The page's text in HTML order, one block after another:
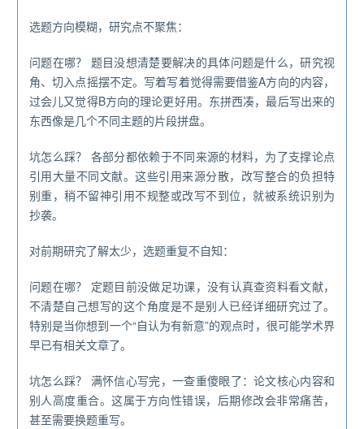
选题方向模糊，研究点不聚焦：
问题在哪？ 题目没想清楚要解决的具体问题是什么，研究视
角、切入点摇摆不定。写着写着觉得需要借鉴A方向的内容，
过会儿又觉得B方向的理论更好用。东拼西凑，最后写出来的
东西像是几个不同主题的片段拼盘。
坑怎么踩？ 各部分都依赖于不同来源的材料，为了支撑论点
引用大量不同文献。这些引用来源分散，改写整合的负担特
别重，稍不留神引用不规整或改写不到位，就被系统识别为
抄袭。
对前期研究了解太少，选题重复不自知：
问题在哪？ 定题目前没做足功课，没有认真查资料看文献，
不清楚自己想写的这个角度是不是别人已经详细研究过了。
特别是当你想到一个“自认为有新意”的观点时，很可能学术界
早已有相关文章了。
坑怎么踩？ 满怀信心写完，一查重傻眼了：论文核心内容和
别人高度重合。这属于方向性错误，后期修改会非常痛苦，
甚至需要换题重写。